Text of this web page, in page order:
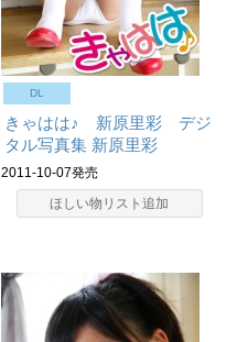
DL
きゃはは♪ 新原里彩 デジ
タル写真集 新原里彩
2011-10-07発売
ほしい物リスト追加